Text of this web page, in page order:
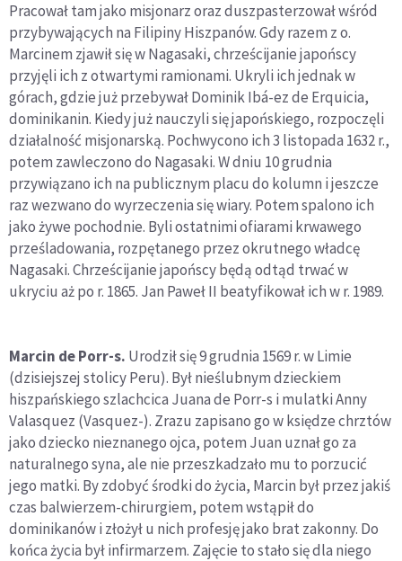
Pracował tam jako misjonarz oraz duszpasterzował wśród
przybywających na Filipiny Hiszpanów. Gdy razem z o.
Marcinem zjawił się w Nagasaki, chrześcijanie japońscy
przyjęli ich z otwartymi ramionami. Ukryli ich jednak w
górach, gdzie już przebywał Dominik Ibá-ez de Erquicia,
dominikanin. Kiedy już nauczyli się japońskiego, rozpoczęli
działalność misjonarską. Pochwycono ich 3 listopada 1632 r.,
potem zawleczono do Nagasaki. W dniu 10 grudnia
przywiązano ich na publicznym placu do kolumn i jeszcze
raz wezwano do wyrzeczenia się wiary. Potem spalono ich
jako żywe pochodnie. Byli ostatnimi ofiarami krwawego
prześladowania, rozpętanego przez okrutnego władcę
Nagasaki. Chrześcijanie japońscy będą odtąd trwać w
ukryciu aż po r. 1865. Jan Paweł II beatyfikował ich w r. 1989.
Marcin de Porr-s. Urodził się 9 grudnia 1569 r. w Limie
(dzisiejszej stolicy Peru). Był nieślubnym dzieckiem
hiszpańskiego szlachcica Juana de Porr-s i mulatki Anny
Valasquez (Vasquez-). Zrazu zapisano go w księdze chrztów
jako dziecko nieznanego ojca, potem Juan uznał go za
naturalnego syna, ale nie przeszkadzało mu to porzucić
jego matki. By zdobyć środki do życia, Marcin był przez jakiś
czas balwierzem-chirurgiem, potem wstąpił do
dominikanów i złożył u nich profesję jako brat zakonny. Do
końca życia był infirmarzem. Zajęcie to stało się dla niego